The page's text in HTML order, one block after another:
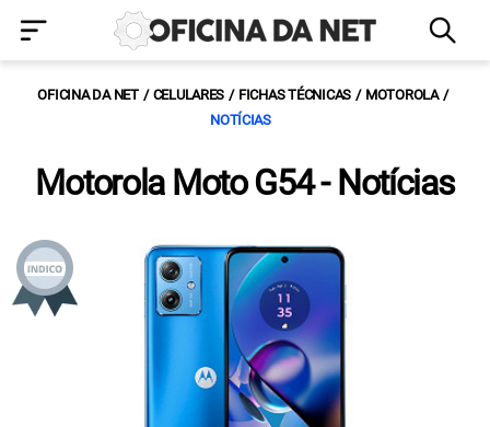
OFICINA DA NET CELULARES FICHAS TÉCNICAS
MOTOROLA
NOTÍCIAS
Motorola Moto G54 - Notícias